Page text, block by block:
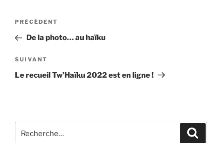
Navigation
l’article
Article
précédent
PRÉCÉDENT
De la photo… au haïku
Article
suivant
SUIVANT
Le recueil Tw’Haïku 2022 est en ligne !
pour